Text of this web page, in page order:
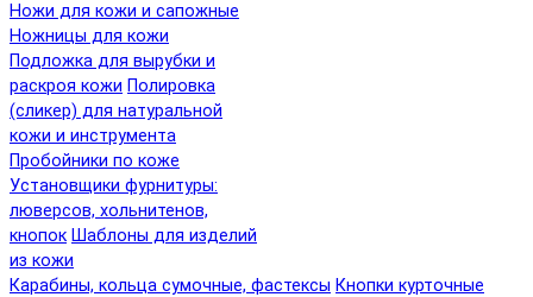
Ножи для кожи и сапожные
Ножницы для кожи
Подложка для вырубки и
раскроя кожи Полировка
(сликер) для натуральной
кожи и инструмента
Пробойники по коже
Установщики фурнитуры:
люверсов, хольнитенов,
кнопок Шаблоны для изделий
из кожи
Карабины, кольца сумочные, фастексы Кнопки курточные